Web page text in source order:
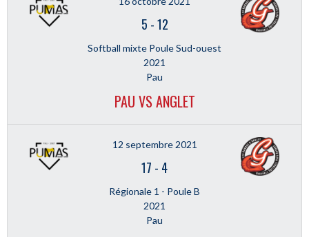
5 -12
Softball mixte Poule Sud-ouest
2021
Pau
PAU VS ANGLET
12 septembre 2021
17 - 4
Régionale 1 - Poule B
2021
Pau